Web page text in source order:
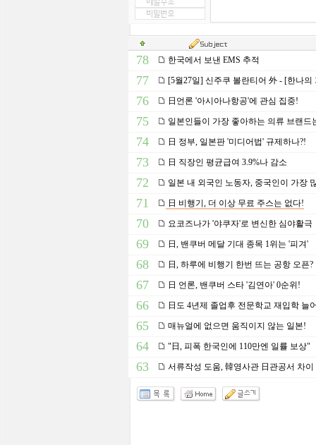
78 한국에서 보낸 EMS 추적
77 [5월27일] 신주쿠 볼란티어 外 - [한나의
76 日언론 '아시아나항공'에 관심 집중!
75 일본인들이 가장 좋아하는 의류 브랜드
74 日 정부, 일본판 '미디어법' 규제하나?!
73 日 직장인 평균급여 3.9%나 감소
72 일본 내 외국인 노동자, 중국인이 가장
71 日 비행기, 더 이상 무료 주스는 없다!
70 요코즈나가 '야쿠자'로 변신한 심야활극
69 日, 밴쿠버 메달 기대 종목 1위는 '피겨'
68 日, 하루에 비행기 한번 뜨는 공항 오픈?
67 日 언론, 밴쿠버 스타 '김연아' 0순위!
66 日도 4년제 졸업후 전문학교 재입학 늘
65 매뉴얼에 없으면 움직이지 않는 일본!
64 "日, 피폭 한국인에 110만엔 일률 보상"
63 서류작성 도움, 韓영사관 日관공서 차이